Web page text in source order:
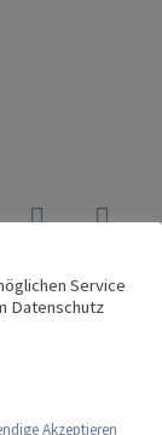
…
Service
Datenschutz
Akzeptieren